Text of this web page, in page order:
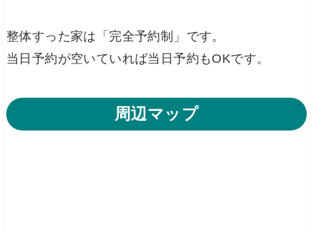
整体すった家は「完全予約制」です。
当日予約が空いていれば当日予約もOKです。
周辺マップ